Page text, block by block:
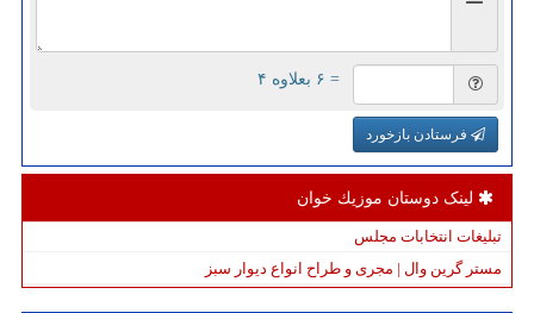
= ۶ بعلاوه ۴
فرستادن بازخورد
لینک دوستان موزیك خوان
تبلیغات انتخابات مجلس
مستر گرین وال | مجری و طراح انواع دیوار سبز